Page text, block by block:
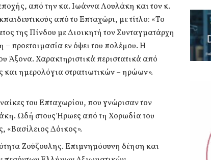
από την κα. Ιωάννα Λουλάκη και τον κ.
από το Επταχώρι, με τίτλο: «Το
της Πίνδου με Διοικητή τον Συνταγματάρχη
προετοιμασία εν όψει του πολέμου. Η
Άξονα. Χαρακτηριστικά περιστατικά από
και ημερολόγια στρατιωτικών – ηρώων».
του Επταχωρίου, που γνώρισαν τον
Ωδή στους Ήρωες από τη Χορωδία του
«Βασίλειος Δόικος».
Ζούζουλης. Επιμνημόσυνη δέηση και